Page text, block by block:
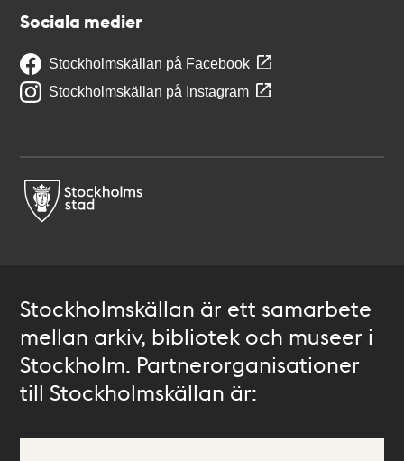
Sociala medier
Stockholmskällan på Facebook
Stockholmskällan på Instagram
Stockholmskällan är ett samarbete
mellan arkiv, bibliotek och museer i
Stockholm. Partnerorganisationer
till Stockholmskällan är: